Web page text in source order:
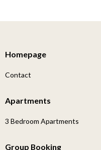
Homepage
Contact
Apartments
3 Bedroom Apartments
Group Booking